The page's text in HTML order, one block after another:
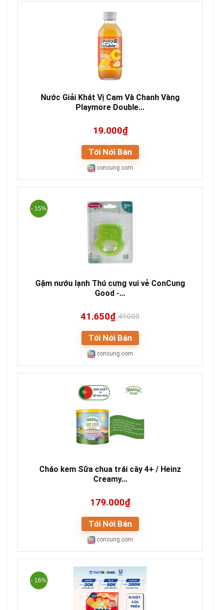
Nước Giải Khát Vị Cam Và Chanh Vàng
Playmore Double...
19.000₫
Tới Nới Bán
concung.com
- 15%
Gặm nướu lạnh Thú cưng vui vẻ ConCung
Good -...
41.650₫ 49000
Tới Nới Bán
concung.com
Cháo kem Sữa chua trái cây 4+ / Heinz
Creamy...
179.000₫
Tới Nới Bán
concung.com
- 16%